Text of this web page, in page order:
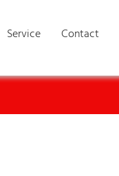
Service Contact